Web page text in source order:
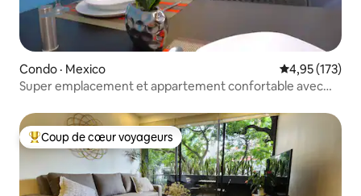
Condo · Mexico Note
4,95 (173)
Super emplacement et appartement confortable avec
Coup de cœur voyageurs parmi les plus aimés
Coup de cœur voyageurs